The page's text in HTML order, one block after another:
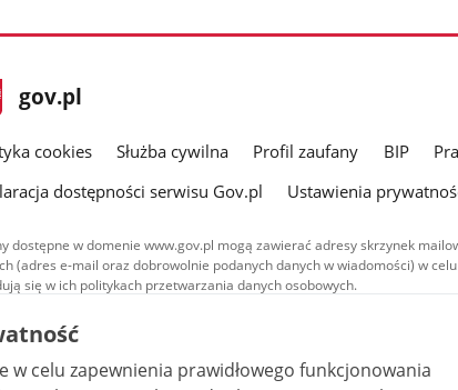
Strona
gov.pl
gov.pl
cookies Służba cywilna Profil zaufany BIP
dostępności serwisu Gov.pl
Ustawienia
dostępne w domenie www.gov.pl mogą zawierać adresy skrzynek
(adres e-mail oraz dobrowolnie podanych danych w wiadomości) w
się w ich politykach przetwarzania danych osobowych.
Treści tekstowe publikowane w serwisie (z wyłączeniem treści
udostępniane na licencji typu Creative Commons: uznanie
warunkach 4.0 (CC BY-SA 4.0). Materiały audiowizualne, w tym
są udostępniane na licencji typu Creative Commons: uznanie
w celu zapewnienia prawidłowego funkcjonowania